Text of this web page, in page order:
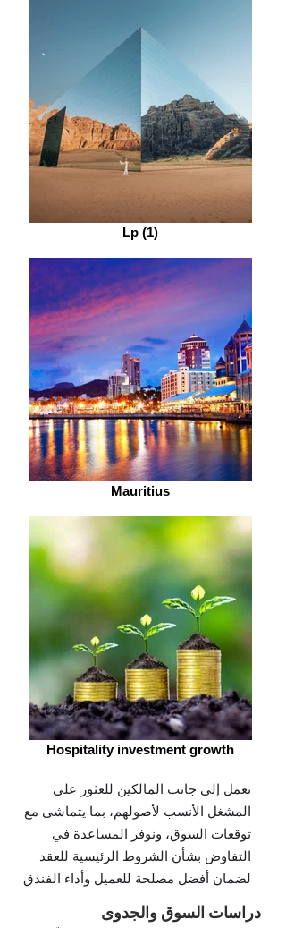
Lp (1)
Mauritius
Hospitality investment growth
نعمل إلى جانب المالكين للعثور على
المشغل الأنسب لأصولهم، بما يتماشى مع
توقعات السوق، ونوفر المساعدة في
التفاوض بشأن الشروط الرئيسية للعقد
لضمان أفضل مصلحة للعميل وأداء الفندق
دراسات السوق والجدوى